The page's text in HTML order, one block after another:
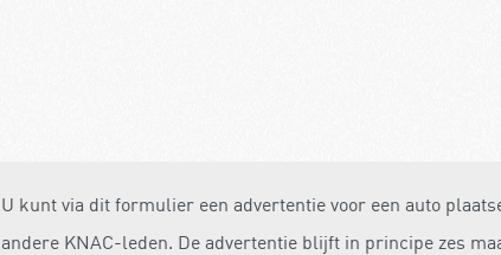
U kunt via dit formulier een advertentie voor een auto
andere KNAC-leden. De advertentie blijft in principe zes